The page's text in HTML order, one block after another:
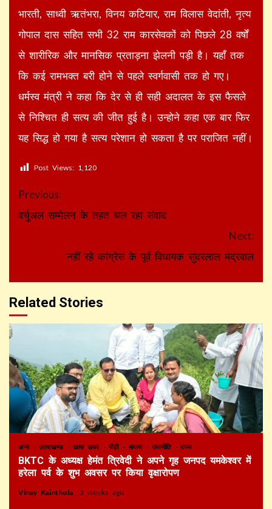
भारती, साध्वी ऋतंभरा, विनय कटियार, राम विलास वेदांती, नृत्य
गोपाल दास सहित सभी 32 राम कारसेवकों को पिछले 28 वर्षों
से शारीरिक और मानसिक प्रताड़ना झेलनी पड़ी है। यहाँ तक
कि कई रामभक्त बरी होने से पहले स्वर्गवासी तक हो गए।
धर्मस्व मंत्री ने कहा कि देर से ही सही अदालत के इस फैसले
से निश्चित ही सत्य की जीत हुई है। उन्होने कहा एक बार फिर
यह सिद्ध हो गया है सत्य परेशान हो सकता है पर पराजित नहीं।
Post Views: 1,120
Continue
Reading
Previous:
वर्चुअल सम्मेलन के तहत चल रहा संवाद
Next:
नहीं रहे कांग्रेस के पूर्व विधायक सुंदरलाल मंद्रवाल
Related Stories
अन्य उत्तराखण्ड खास खबर पौड़ी भाजपा राजनीति राज्य
BKTC के अध्यक्ष हेमंत त्रिवेदी ने अपने गृह जनपद यमकेश्वर में
हरेला पर्व के शुभ अवसर पर किया वृक्षारोपण
Vinay Kainthola 3 weeks ago